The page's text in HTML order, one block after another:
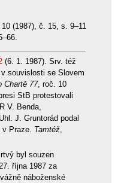
(1987), č. 15, s. 9–11
(6. 1. 1987). Srv. též
souvislosti se Slovem
Chartě 77, roč. 10
StB protestovali
V. Benda,
J. Gruntorád podal
Praze. Tamtéž,
byl souzen
října 1987 za
náboženské